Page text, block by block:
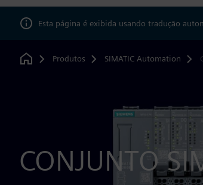
Esta página é exibida usando tradução
Home
Produtos SIMATIC Automation
CONJUNTO